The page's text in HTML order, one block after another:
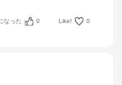
なった 0 Like! 0